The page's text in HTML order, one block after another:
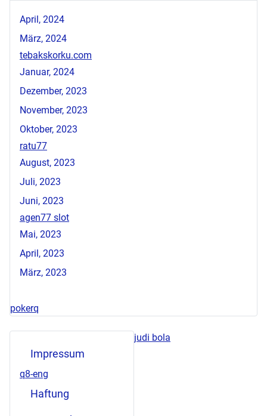
April, 2024
März, 2024
tebakskorku.com
Januar, 2024
Dezember, 2023
November, 2023
Oktober, 2023
ratu77
August, 2023
Juli, 2023
Juni, 2023
agen77 slot
Mai, 2023
April, 2023
März, 2023
pokerq
Impressum
q8-eng
Haftung
judi bola